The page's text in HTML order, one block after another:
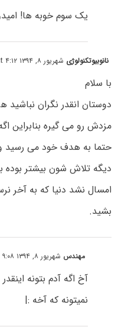
یک سوم خوبه ها!
نانوبیوتکنولوژی شهریور ۸, ۱۳۹۴ at ۴:۱۲ ب٫ظ
با سلام
دوستان انقدر نگران
مزدش رو می گیره بنابراین
حتما به هدف خود می رسید
دیگه تلاش شون بیشتر بوده
امسال نشد دنیا که به آخر
بشید.
مهندس شهریور ۸, ۱۳۹۴ at ۹:۰۸ ب٫ظ
آخ اگه آدم بتونه
نمیتونه که آخه :|